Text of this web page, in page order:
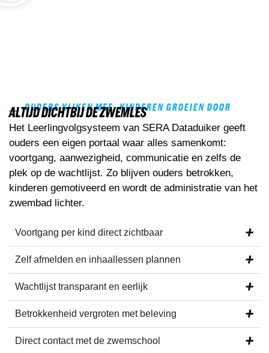
OUDERS KIJKEN MEE, KINDEREN GROEIEN DOOR
ALTIJD DICHTBIJ DE ZWEMLES
Het Leerlingvolgsysteem van SERA Dataduiker geeft
ouders een eigen portaal waar alles samenkomt:
voortgang, aanwezigheid, communicatie en zelfs de
plek op de wachtlijst. Zo blijven ouders betrokken,
kinderen gemotiveerd en wordt de administratie van het
zwembad lichter.
Voortgang per kind direct zichtbaar
Zelfafmelden en inhaallessen plannen
Wachtlijsttransparant en eerlijk
Betrokkenheid vergroten met beleving
Direct contact met de zwemschool